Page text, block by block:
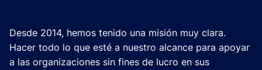
Desde 2014, hemos tenido una misión muy clara.
Hacer todo lo que esté a nuestro alcance para apoyar
a las organizaciones sin fines de lucro en sus